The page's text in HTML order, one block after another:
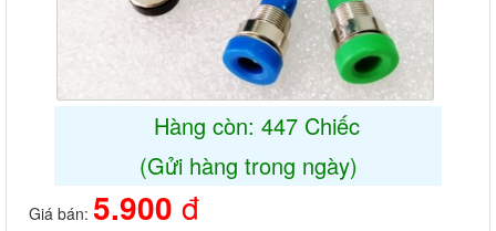
Hàng còn: 447 Chiếc
(Gửi hàng trong ngày)
Giá bán: 5.900 đ